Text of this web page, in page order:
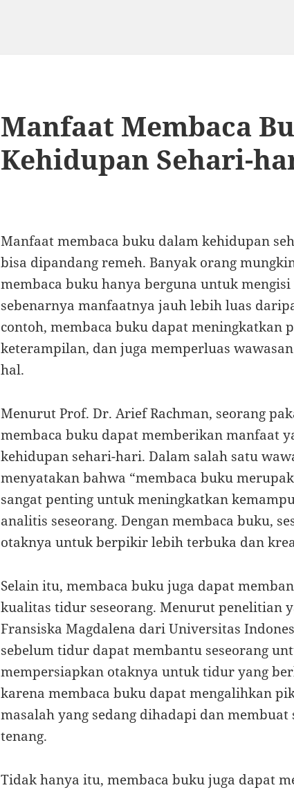
Manfaat Membaca
Kehidupan Sehari-
Manfaat membaca buku dalam kehidupan
bisa dipandang remeh. Banyak orang
membaca buku hanya berguna untuk
sebenarnya manfaatnya jauh lebih luas
contoh, membaca buku dapat meningkatkan
keterampilan, dan juga memperluas
hal.
Menurut Prof. Dr. Arief Rachman, seorang
membaca buku dapat memberikan manfaat
kehidupan sehari-hari. Dalam salah satu
menyatakan bahwa “membaca buku
sangat penting untuk meningkatkan
analitis seseorang. Dengan membaca buku,
otaknya untuk berpikir lebih terbuka dan
Selain itu, membaca buku juga dapat
kualitas tidur seseorang. Menurut penelitian
Fransiska Magdalena dari Universitas
sebelum tidur dapat membantu seseorang
mempersiapkan otaknya untuk tidur yang
karena membaca buku dapat mengalihkan
masalah yang sedang dihadapi dan membuat
tenang.
Tidak hanya itu, membaca buku juga dapat